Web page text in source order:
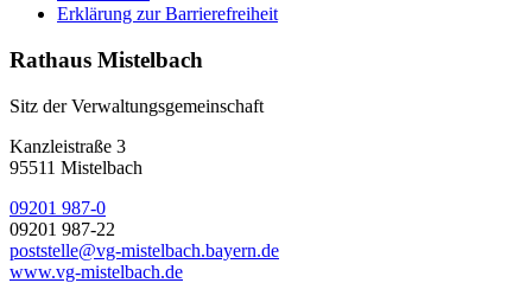
Erklärung zur Barrierefreiheit
Rathaus Mistelbach
Sitz der Verwaltungsgemeinschaft
Kanzleistraße 3
95511 Mistelbach
09201 987-0
09201 987-22
poststelle@vg-mistelbach.bayern.de
www.vg-mistelbach.de